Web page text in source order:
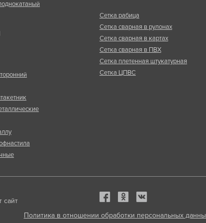
Сетка рабица
Сетка сварная в рулонах
Сетка сварная в картах
Сетка сварная в ПВХ
Сетка плетенная штукатурная
Сетка ЦПВС
сайт
Политика в отношении обработки персональных